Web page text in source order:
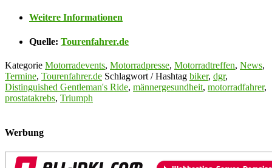
Weitere Informationen
Quelle: Tourenfahrer.de
Kategorie Motorradevents, Motorradpresse, Motorradtreffen, News,
Termine, Tourenfahrer.de Schlagwort / Hashtag biker, dgr,
Distinguished Gentleman's Ride, männergesundheit, motorradfahrer,
prostatakrebs, Triumph
Werbung